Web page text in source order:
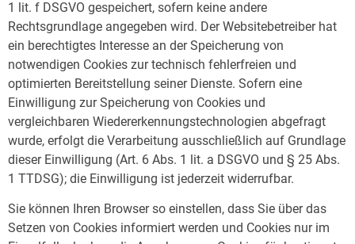
1 lit. f DSGVO gespeichert, sofern keine andere
Rechtsgrundlage angegeben wird. Der Websitebetreiber hat
ein berechtigtes Interesse an der Speicherung von
notwendigen Cookies zur technisch fehlerfreien und
optimierten Bereitstellung seiner Dienste. Sofern eine
Einwilligung zur Speicherung von Cookies und
vergleichbaren Wiedererkennungstechnologien abgefragt
wurde, erfolgt die Verarbeitung ausschließlich auf Grundlage
dieser Einwilligung (Art. 6 Abs. 1 lit. a DSGVO und § 25 Abs.
1 TTDSG); die Einwilligung ist jederzeit widerrufbar.
Sie können Ihren Browser so einstellen, dass Sie über das
Setzen von Cookies informiert werden und Cookies nur im